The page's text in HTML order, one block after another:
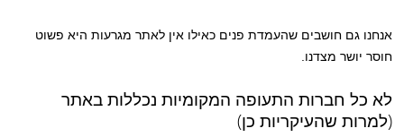
אנחנו גם חושבים שהעמדת פנים כאילו אין לאתר מגרעות היא פשוט
חוסר יושר מצדנו.
לא כל חברות התעופה המקומיות נכללות באתר
(למרות שהעיקריות כן)